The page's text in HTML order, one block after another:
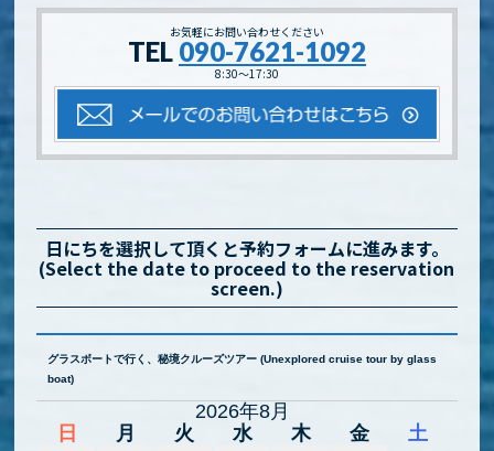
お気軽にお問い合わせください
TEL 090-7621-1092
8:30～17:30
日にちを選択して頂くと予約フォームに進みます。
(Select the date to proceed to the reservation
screen.)
グラスボートで行く、秘境クルーズツアー (Unexplored cruise tour by glass
boat)
2026年8月
日
月 火 水 木 金 土